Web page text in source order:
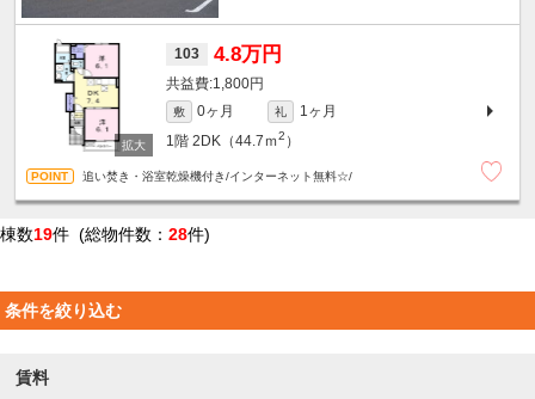
103 4.8万円
1,800円
敷 0ヶ月 礼
1ヶ月
1階 2DK（44.7ｍ2 ）
追い焚き・浴室乾燥機付き/インターネット無料☆/
棟数19件 (総物件数： 28件)
条件を絞り込む
賃料